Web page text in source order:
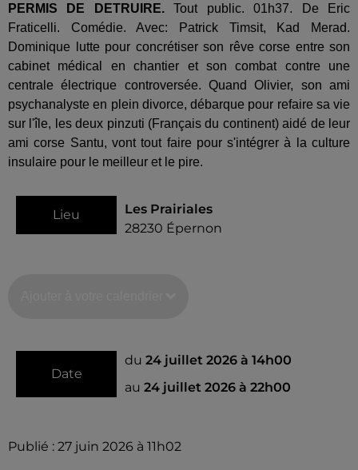
PERMIS DE DETRUIRE.Tout public. 01h37. De Eric
Fraticelli. Comédie. Avec: Patrick Timsit, Kad Merad.
Dominique lutte pour concrétiser son rêve corse entre son
cabinet médical en chantier et son combat contre une
centrale électrique controversée. Quand Olivier, son ami
psychanalyste en plein divorce, débarque pour refaire sa vie
sur l'île, les deux pinzuti (Français du continent) aidé de leur
ami corse Santu, vont tout faire pour s'intégrer à la culture
insulaire pour le meilleur et le pire.
Lieu
Les Prairiales
28230 Épernon
Date
du 24 juillet 2026 à 14h00
au 24 juillet 2026 à 22h00
Publié : 27 juin 2026 à 11h02